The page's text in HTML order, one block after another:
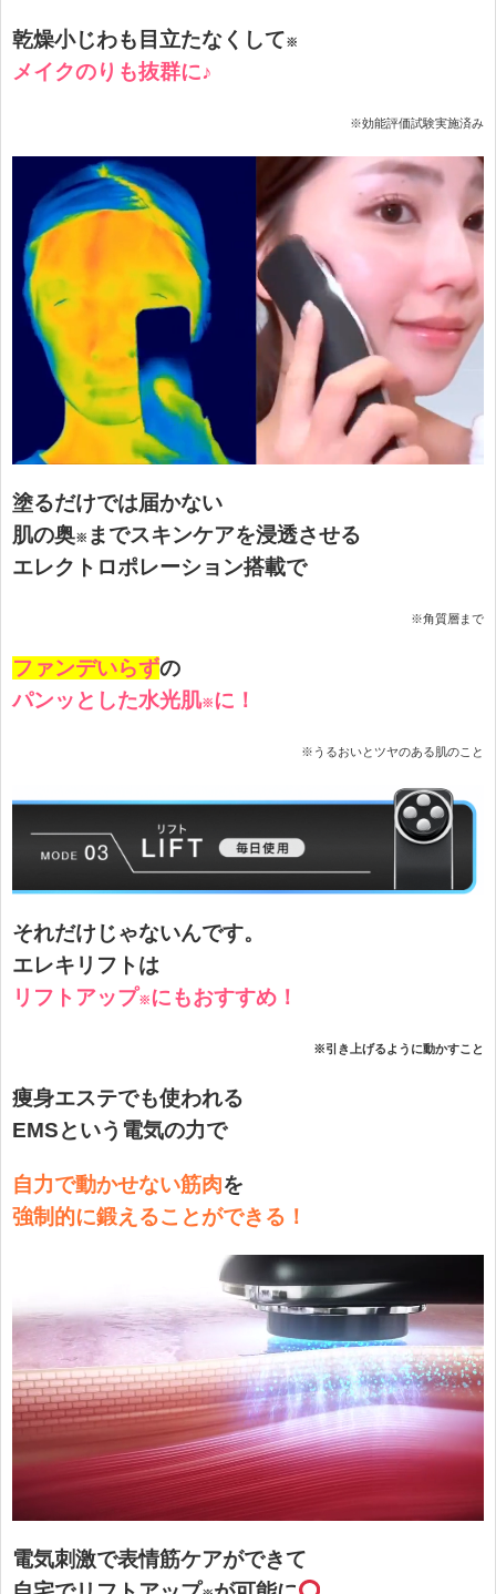
乾燥小じわも目立たなくして※
メイクのりも抜群に♪
※効能評価試験実施済み
塗るだけでは届かない
肌の奥※ までスキンケアを浸透させる
エレクトロポレーション搭載で
※角質層まで
ファンデいらずの
パンッとした水光肌※ に！
※うるおいとツヤのある肌のこと
それだけじゃないんです。
エレキリフトは
リフトアップ※ にもおすすめ！
※引き上げるように動かすこと
痩身エステでも使われる
EMSという電気の力で
自力で動かせない筋肉を
強制的に鍛えることができる！
電気刺激で表情筋ケアができて